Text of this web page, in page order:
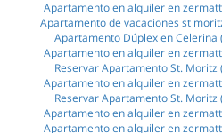
Apartamento en alquiler en
Apartamento de vacaciones st
Apartamento Dúplex en Celerina
Apartamento en alquiler en
Reservar Apartamento St. Moritz
Apartamento en alquiler en
Reservar Apartamento St. Moritz
Apartamento en alquiler en
Apartamento en alquiler en